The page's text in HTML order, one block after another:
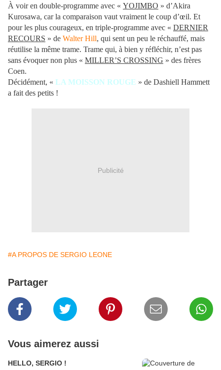
À voir en double-programme avec « YOJIMBO » d’Akira
Kurosawa, car la comparaison vaut vraiment le coup d’œil. Et
pour les plus courageux, en triple-programme avec « DERNIER
RECOURS » de Walter Hill, qui sent un peu le réchauffé, mais
réutilise la même trame. Trame qui, à bien y réfléchir, n’est pas
sans évoquer non plus « MILLER’S CROSSING » des frères
Coen.
Décidément, « LA MOISSON ROUGE » de Dashiell Hammett
a fait des petits !
Publicité
#A PROPOS DE SERGIO LEONE
Partager
Vous aimerez aussi
HELLO, SERGIO !